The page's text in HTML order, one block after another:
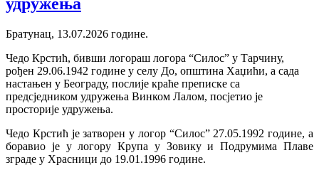
Братунац, 13.07.2026 године.
Чедо Крстић, бивши логораш логора “Силос” у Тарчину,
рођен 29.06.1942 године у селу До, општина Хаџићи, а сада
настањен у Београду, послије краће преписке са
предсједником удружења Винком Лалом, посјетио је
просторије удружења.
Чедо Крстић је затворен у логор “Силос” 27.05.1992 године, а
боравио је у логору Крупа у Зовику и Подрумима Плаве
зграде у Храсници до 19.01.1996 године.